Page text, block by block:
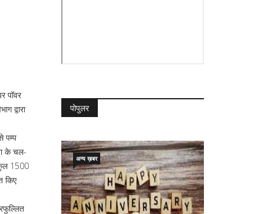
पॉवर
द्वारा
पम्प
के चल-
1500
किए
पोपुलर
अन्य ख़बर